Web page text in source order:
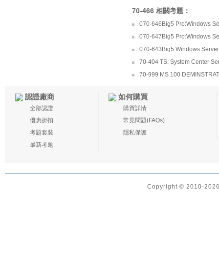
70-466 相關考題：
070-646Big5 Pro:Windows
070-647Big5 Pro:Windows
070-643Big5 Windows
70-404 TS: System Center
70-999 MS 100
認證廠商
全部認證
優惠折扣
考題套裝
最新考題
如何購買
購買詳情
常見問題(FAQs)
隱私保護
Copyright © 2010-